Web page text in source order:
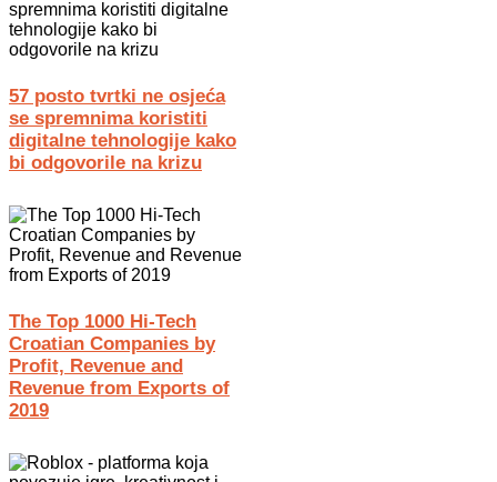
57 posto tvrtki ne osjeća
se spremnima koristiti
digitalne tehnologije kako
bi odgovorile na krizu
The Top 1000 Hi-Tech
Croatian Companies by
Profit, Revenue and
Revenue from Exports of
2019